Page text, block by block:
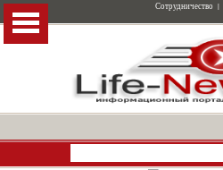
Сотрудничество |